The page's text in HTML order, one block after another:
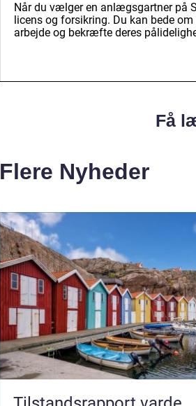
Når du vælger en anlægsgartner på
licens og forsikring. Du kan bede
arbejde og bekræfte deres
Få
Flere Nyheder